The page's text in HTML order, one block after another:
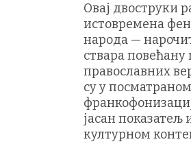
Овај двоструки
истовремена
народа —
ствара
православних
су у
јасан
културном